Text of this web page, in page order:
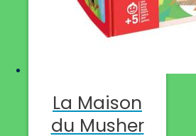
La Maison
du Musher